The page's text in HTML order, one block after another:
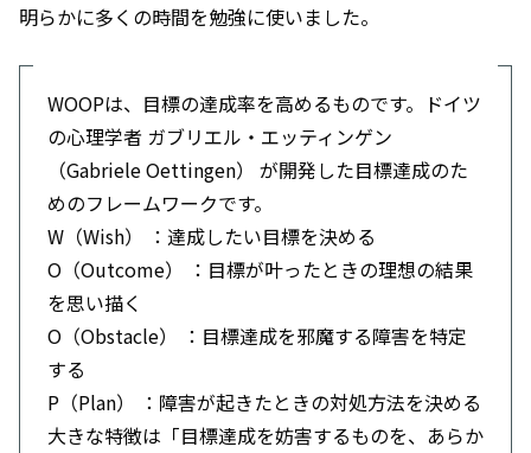
明らかに多くの時間を勉強に使いました。
WOOPは、目標の達成率を高めるものです。ドイツ
の心理学者 ガブリエル・エッティンゲン
（Gabriele Oettingen） が開発した目標達成のた
めのフレームワークです。
W（Wish） ：達成したい目標を決める
O（Outcome） ：目標が叶ったときの理想の結果
を思い描く
O（Obstacle） ：目標達成を邪魔する障害を特定
する
P（Plan） ：障害が起きたときの対処方法を決める
大きな特徴は「目標達成を妨害するものを、あらか